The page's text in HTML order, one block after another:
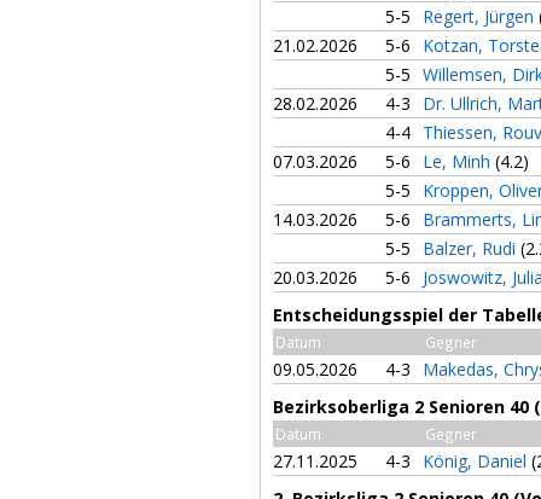
5-5
Regert, Jürgen
21.02.2026
5-6
Kotzan,
5-5 Willemsen,
28.02.2026
4-3
Dr. Ullrich,
4-4 Thiessen,
07.03.2026
5-6 Le, Minh (4.2)
5-5
Kroppen,
14.03.2026
5-6
Brammerts,
5-5
Balzer, Rudi
20.03.2026
5-6
Joswowitz,
Entscheidungsspiel der
Datum Gegner
09.05.2026 4-3
Makedas,
Bezirksoberliga 2 Senioren 40
Datum Gegner
27.11.2025 4-3 König, Daniel